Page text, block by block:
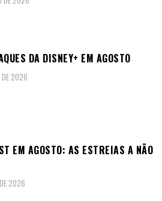
DA DISNEY+ EM AGOSTO
DE 2026
EM AGOSTO: AS ESTREIAS A NÃO
2026